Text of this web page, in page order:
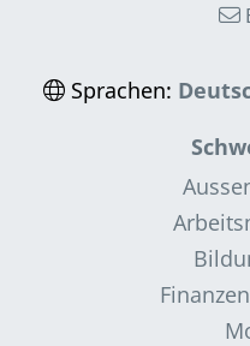
Sprachen: